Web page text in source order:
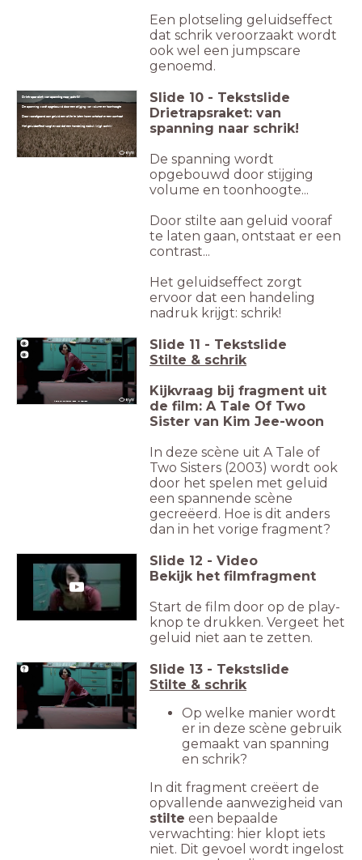
Een plotseling geluidseffect
dat schrik veroorzaakt wordt
ook wel een jumpscare
genoemd.
Drietrapsraket: van spanning naar schrik!
De spanning wordt opgebouwd door een stijging van volume en toonhoogte...
Door voorafgaand aan geluid een stilte te laten horen ontstaat er een contrast...
Het geluidseffect zorgt ervoor dat een handeling nadruk krijgt: schrik!
Slide 10 - Tekstslide
Drietrapsraket: van
spanning naar schrik!
De spanning wordt
opgebouwd door stijging
volume en toonhoogte...
Door stilte aan geluid vooraf
te laten gaan, ontstaat er een
contrast...
Het geluidseffect zorgt
ervoor dat een handeling
nadruk krijgt: schrik!
A Tale Of Two Sisters (2003, Kim Jee-woon)
Slide 11 - Tekstslide
Stilte & schrik
Kijkvraag bij fragment uit
de film: A Tale Of Two
Sister van Kim Jee-woon
In deze scène uit A Tale of
Two Sisters (2003) wordt ook
door het spelen met geluid
een spannende scène
gecreëerd. Hoe is dit anders
dan in het vorige fragment?
Slide 12 - Video
Bekijk het filmfragment
Start de film door op de play-
knop te drukken. Vergeet het
geluid niet aan te zetten.
Slide 13 - Tekstslide
Stilte & schrik
Op welke manier wordt
er in deze scène gebruik
gemaakt van spanning
en schrik?
In dit fragment creëert de
opvallende aanwezigheid van
stilte een bepaalde
verwachting: hier klopt iets
niet. Dit gevoel wordt ingelost